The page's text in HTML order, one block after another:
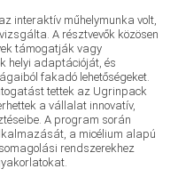
interaktív műhelymunka volt,
A résztvevők közösen
támogatják vagy
helyi adaptációját, és
fakadó lehetőségeket.
tettek az Ugrinpack
a vállalat innovatív,
A program során
a micélium alapú
rendszerekhez